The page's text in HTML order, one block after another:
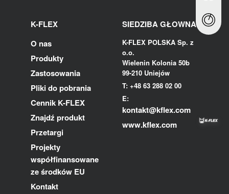
K-FLEX
O nas
Produkty
Zastosowania
Pliki do pobrania
Cennik K-FLEX
Znajdź produkt
Przetargi
Projekty
współfinansowane
ze środków EU
Kontakt
SIEDZIBA GŁOWNA
K-FLEX POLSKA Sp. z
o.o.
Wielenin Kolonia 50b
99-210 Uniejów
T: +48 63 288 02 00
E:
kontakt@kflex.com
www.kflex.com